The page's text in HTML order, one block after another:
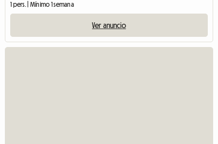
1 pers. | Mínimo 1 semana
Ver anuncio